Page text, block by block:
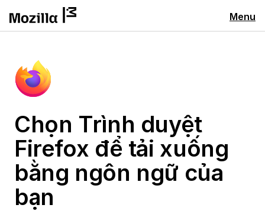
Menu
Chọn Trình duyệt
Firefox để tải xuống
bằng ngôn ngữ của
bạn